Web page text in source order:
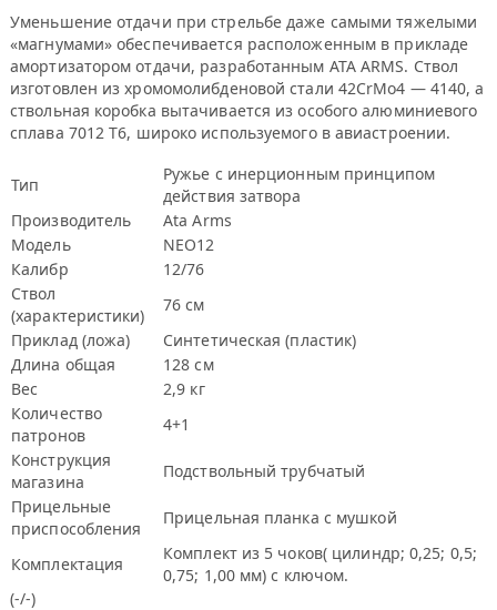
Уменьшение отдачи при стрельбе даже самыми тяжелыми
«магнумами» обеспечивается расположенным в прикладе
амортизатором отдачи, разработанным ATA ARMS. Ствол
изготовлен из хромомолибденовой стали 42CrMo4 — 4140, а
ствольная коробка вытачивается из особого алюминиевого
сплава 7012 T6, широко используемого в авиастроении.
Тип
Ружье с инерционным принципом
действия затвора
Производитель
Ata Arms
Модель
NEO12
Калибр
12/76
Ствол
(характеристики)
76 см
Приклад (ложа)
Синтетическая (пластик)
Длина общая
128 см
Вес
2,9 кг
Количество
патронов
4+1
Конструкция
магазина
Подствольный трубчатый
Прицельные
приспособления
Прицельная планка с мушкой
Комплектация
Комплект из 5 чоков( цилиндр; 0,25; 0,5;
0,75; 1,00 мм) с ключом.
(-/-)